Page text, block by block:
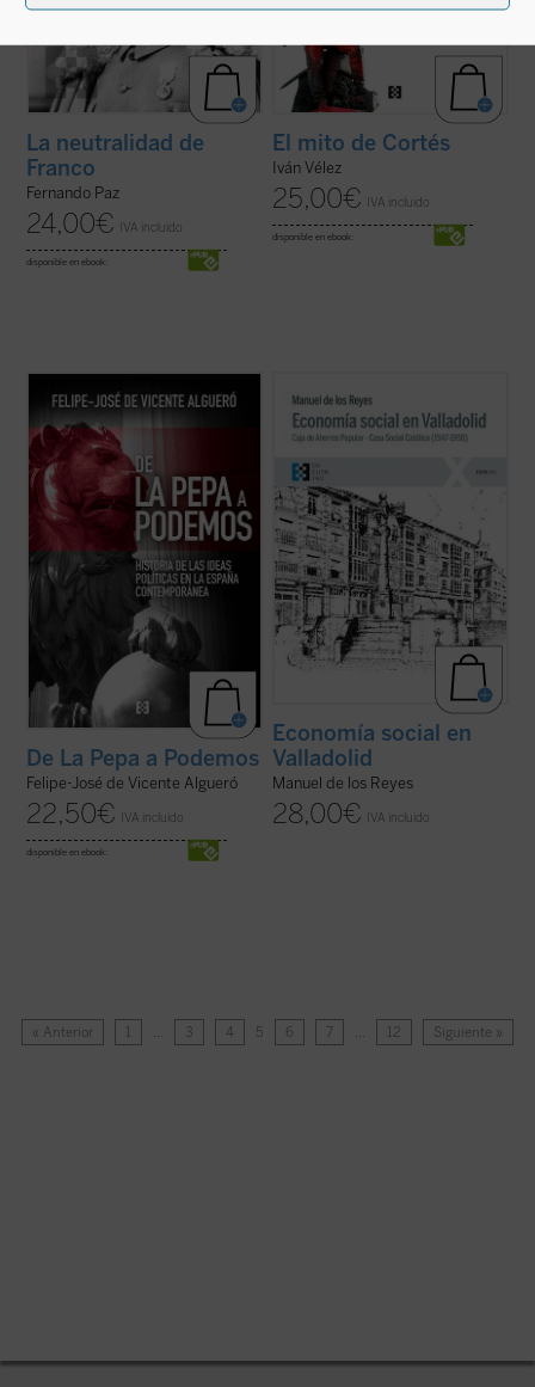
La neutralidad de
Franco
Fernando Paz
24,00€ IVA incluido
disponible en ebook:
El mito de Cortés
Iván Vélez
25,00€ IVA incluido
disponible en ebook:
Este libro recorre de una manera rigurosa,
didáctica y asequible a un público amplio,
las grandes ideas políticas que han
configurado España desde las Cortes de
Cádiz hasta la actualidad, desde la
irrupción inicial del liberalismo hasta ...
ficha)
De La Pepa a Podemos
Felipe-José de Vicente Algueró
22,50€ IVA incluido
disponible en ebook:
Casa Social Católica de Valladolid (1881-
1946), una aportación singular y necesaria
a la historia de la Iglesia y ciudad de
permitiendo al lector caer ...
Economía social en
Valladolid
Manuel de los Reyes
28,00€ IVA incluido
« Anterior 1 … 3 4 5 6 7 … 12 Siguiente »